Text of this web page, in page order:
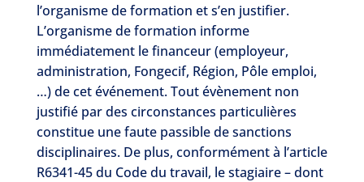
l’organisme de formation et s’en justifier.
L’organisme de formation informe
immédiatement le financeur (employeur,
administration, Fongecif, Région, Pôle emploi,
…) de cet événement. Tout évènement non
justifié par des circonstances particulières
constitue une faute passible de sanctions
disciplinaires. De plus, conformément à l’article
R6341-45 du Code du travail, le stagiaire – dont